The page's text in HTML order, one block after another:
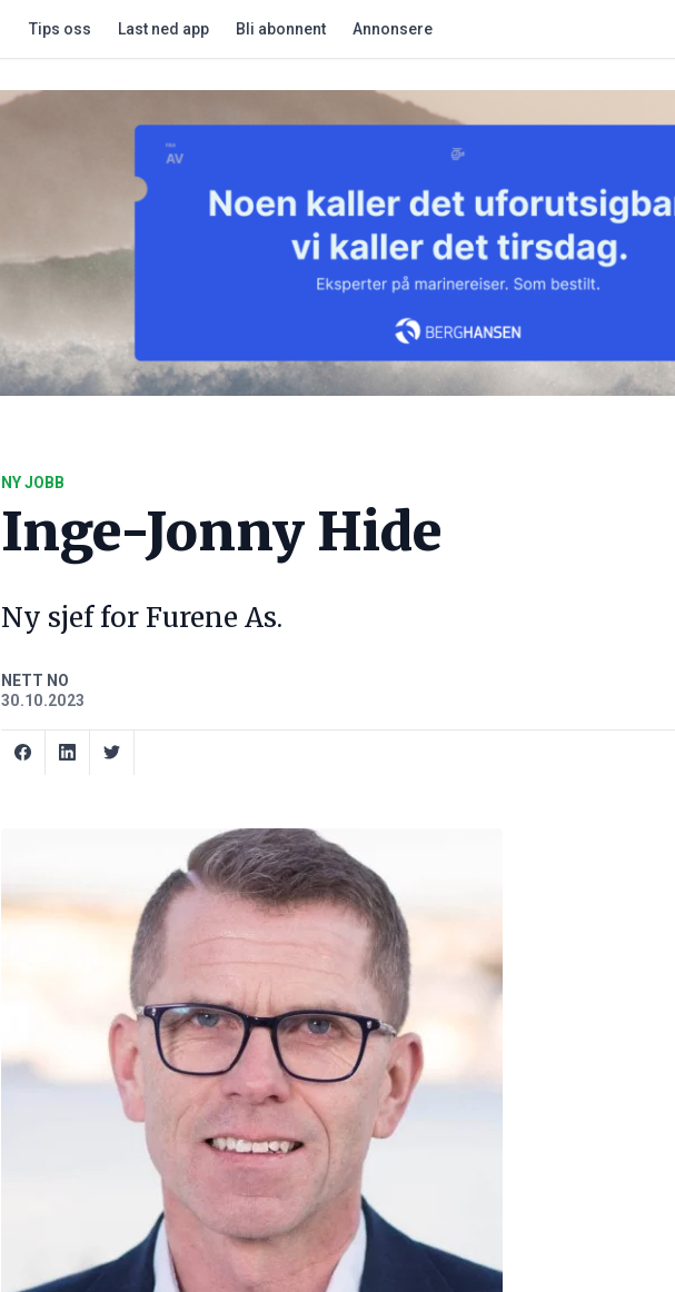
Tips oss Last ned app Bli abonnent Annonsere
NY JOBB
Inge-Jonny Hide
Ny sjef for Furene As.
NETT NO
30.10.2023